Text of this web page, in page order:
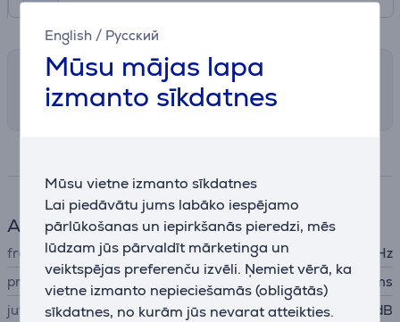
English / Русский
Mūsu mājas lapa
izmanto sīkdatnes
Mūsu vietne izmanto sīkdatnes
Lai piedāvātu jums labāko iespējamo
pārlūkošanas un iepirkšanās pieredzi, mēs
lūdzam jūs pārvaldīt mārketinga un
veiktspējas preferenču izvēli. Ņemiet vērā, ka
vietne izmanto nepieciešamās (obligātās)
sīkdatnes, no kurām jūs nevarat atteikties.
Saņemšanas iespējas
Izvēlies sev piemērotu piegādes veidu
Austiņu īpašības
frekvenču diapazons
18 - 22000 Hz
pretestība
16 oms
jutīgums
104 dB